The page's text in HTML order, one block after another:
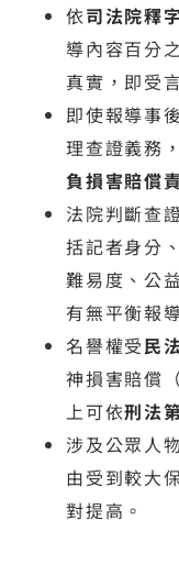
依司法院釋
導內容百分
真實，即受
即使報導事
理查證義務
負損害賠償
法院判斷查
括記者身分
難易度、公
有無平衡報
名譽權受民
神損害賠償
上可依刑法
涉及公眾人
由受到較大
對提高。